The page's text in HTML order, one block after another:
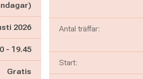
2026
mellan
- och
19.45
Gratis
Antal träffar:
Start: